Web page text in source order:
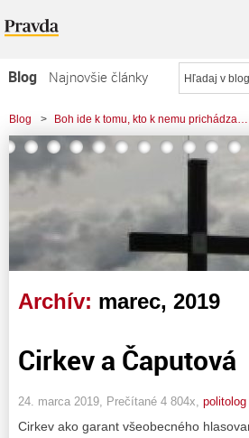
Blog
Najnovšie články
Najčítanejšie články
Najkomentovanejšie články
Zoznam blogov
Komerčné blogy
Blog > Boh ide k tomu, kto k nemu prichádza…
Archív: marec, 2019
Cirkev a Čaputová
24. marca 2019, Prečítané 4 804x, politolog
Cirkev ako garant všeobecného